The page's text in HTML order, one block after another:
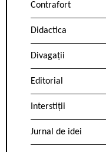
Contrafort
Didactica
Divagații
Editorial
Interstiții
Jurnal de idei